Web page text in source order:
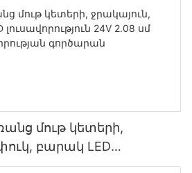
մութ կետերի,
բարակ LED
24V 2.08 սմ կտրող սարք